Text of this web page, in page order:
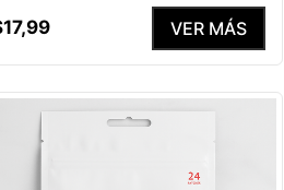
17,99 VER MÁS